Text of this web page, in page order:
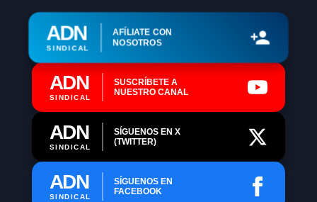
ADN
SINDICAL
AFÍLIATE CON
NOSOTROS
ADN
SINDICAL
SUSCRÍBETE A
NUESTRO CANAL
ADN
SINDICAL
SÍGUENOS EN X
(TWITTER)
ADN
SINDICAL
SÍGUENOS EN
FACEBOOK